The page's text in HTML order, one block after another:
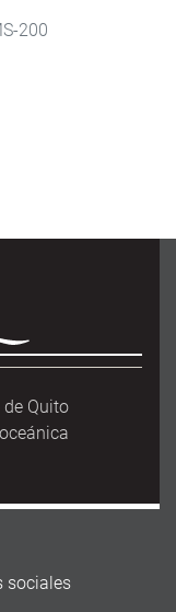
200
Quito
sociales